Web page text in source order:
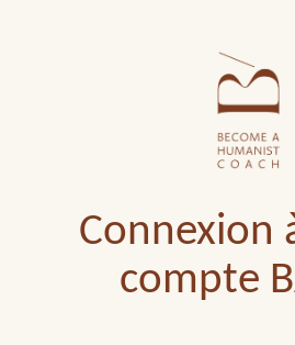
Connexion
compte